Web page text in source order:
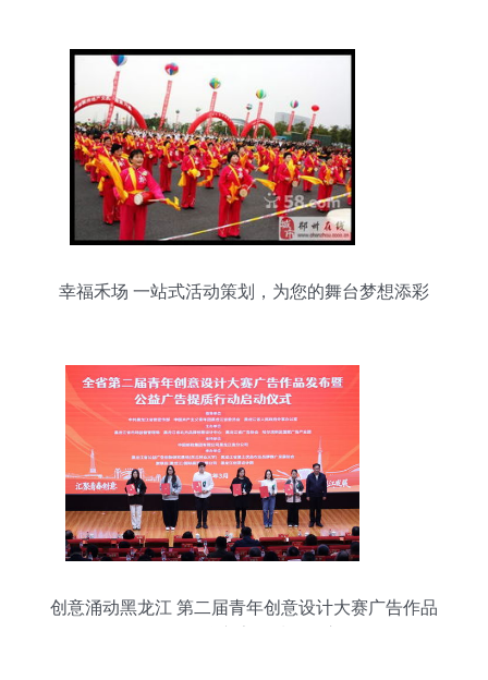
幸福禾场 一站式活动策划，为您的舞台梦想添彩
创意涌动黑龙江 第二届青年创意设计大赛广告作品